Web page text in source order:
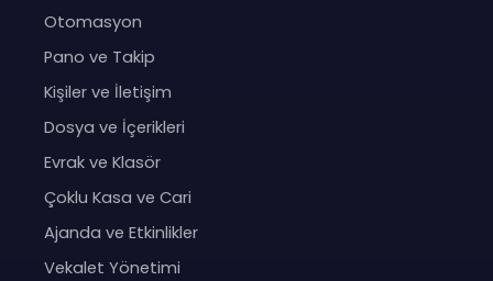
Otomasyon
Pano ve Takip
Kişiler ve İletişim
Dosya ve İçerikleri
Evrak ve Klasör
Çoklu Kasa ve Cari
Ajanda ve Etkinlikler
Vekalet Yönetimi